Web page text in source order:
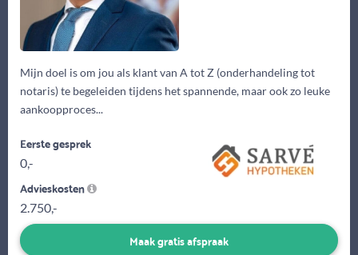
Mijn doel is om jou als klant van A tot Z (onderhandeling tot
notaris) te begeleiden tijdens het spannende, maar ook zo leuke
aankoopproces...
Eerste gesprek
0,-
Advieskosten
2.750,-
Maak gratis afspraak